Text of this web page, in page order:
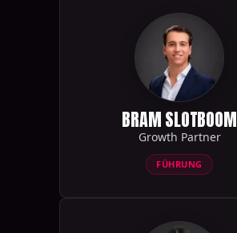
BRAM SLOTBOOM
Growth Partner
FÜHRUNG